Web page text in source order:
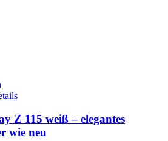
Z 115 weiß – elegantes
wie neu